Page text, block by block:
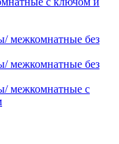
межкомнатные без
межкомнатные без
межкомнатные с